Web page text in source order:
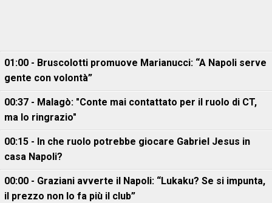
01:00 - Bruscolotti promuove Marianucci: “A Napoli serve
gente con volontà”
00:37 - Malagò: "Conte mai contattato per il ruolo di CT,
ma lo ringrazio"
00:15 - In che ruolo potrebbe giocare Gabriel Jesus in
casa Napoli?
00:00 - Graziani avverte il Napoli: “Lukaku? Se si impunta,
il prezzo non lo fa più il club”